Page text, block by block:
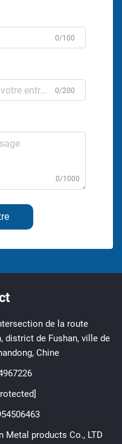
0/100
0/200
0/1000
de la route
district de Fushan, ville de
Chine
Metal products Co., LTD